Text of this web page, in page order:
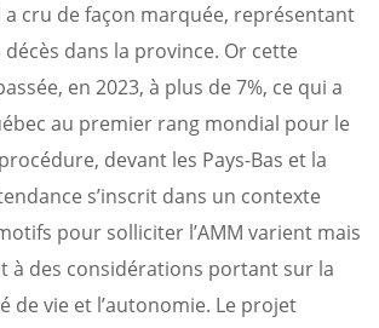
a cru de façon marquée, représentant
décès dans la province. Or cette
en 2023, à plus de 7%, ce qui a
au premier rang mondial pour le
devant les Pays-Bas et la
s’inscrit dans un contexte
pour solliciter l’AMM varient mais
à des considérations portant sur la
de vie et l’autonomie. Le projet